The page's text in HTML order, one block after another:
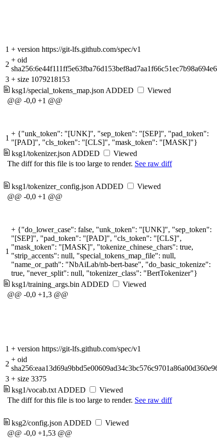
1 + version https://git-lfs.github.com/spec/v1
2
+ oid
3 + size 1079218153
ksg1/special_tokens_map.json ADDED
Viewed
@@ -0,0 +1 @@
1
+ {"unk_token": "[UNK]", "sep_token": "[SEP]", "pad_token":
"[PAD]", "cls_token": "[CLS]", "mask_token": "[MASK]"}
ksg1/tokenizer.json ADDED
Viewed
The diff for this file is too large to render. See raw diff
ksg1/tokenizer_config.json ADDED
Viewed
@@ -0,0 +1 @@
1
+ {"do_lower_case": false, "unk_token": "[UNK]", "sep_token":
"[SEP]", "pad_token": "[PAD]", "cls_token": "[CLS]",
"mask_token": "[MASK]", "tokenize_chinese_chars": true,
"strip_accents": null, "special_tokens_map_file": null,
"name_or_path": "NbAiLab/nb-bert-base", "do_basic_tokenize":
true, "never_split": null, "tokenizer_class": "BertTokenizer"}
ksg1/training_args.bin ADDED
Viewed
@@ -0,0 +1,3 @@
1 + version https://git-lfs.github.com/spec/v1
2
+ oid
3 + size 3375
ksg1/vocab.txt ADDED
Viewed
The diff for this file is too large to render. See raw diff
ksg2/config.json ADDED
Viewed
@@ -0,0 +1,53 @@